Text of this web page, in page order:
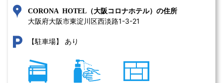
CORONA HOTEL（大阪コロナホテル）の住所
大阪府大阪市東淀川区西淡路1-3-21
【駐車場】 あり